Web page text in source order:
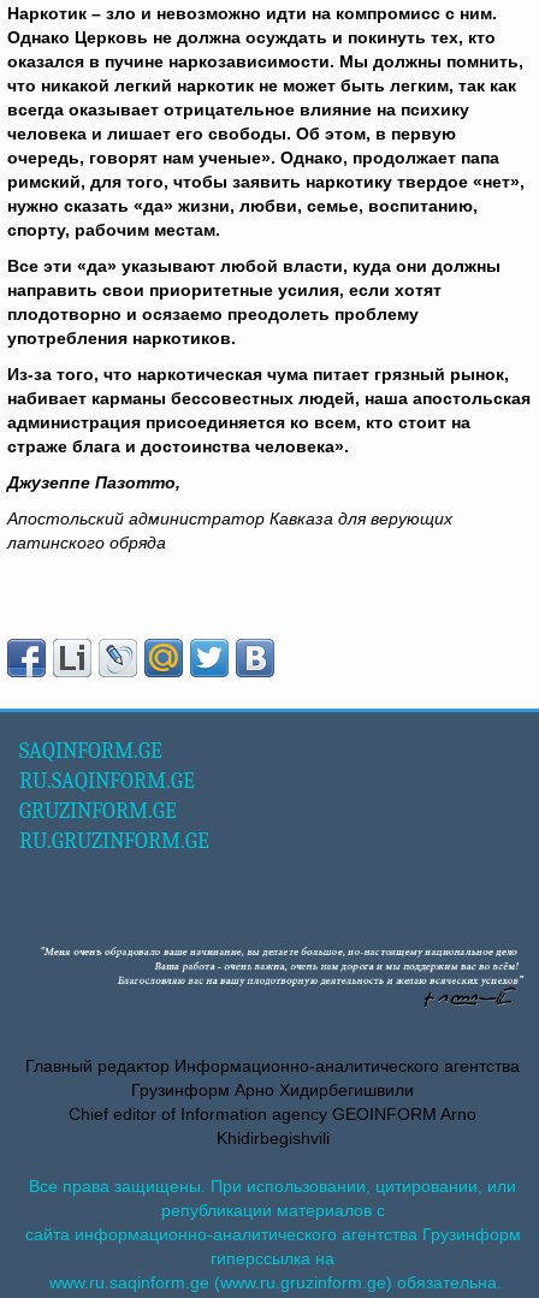
Наркотик – зло и невозможно идти на компромисс с ним.
Однако Церковь не должна осуждать и покинуть тех, кто
оказался в пучине наркозависимости. Мы должны помнить,
что никакой легкий наркотик не может быть легким, так как
всегда оказывает отрицательное влияние на психику
человека и лишает его свободы. Об этом, в первую
очередь, говорят нам ученые». Однако, продолжает папа
римский, для того, чтобы заявить наркотику твердое «нет»,
нужно сказать «да» жизни, любви, семье, воспитанию,
спорту, рабочим местам.
Все эти «да» указывают любой власти, куда они должны
направить свои приоритетные усилия, если хотят
плодотворно и осязаемо преодолеть проблему
употребления наркотиков.
Из-за того, что наркотическая чума питает грязный рынок,
набивает карманы бессовестных людей, наша апостольская
администрация присоединяется ко всем, кто стоит на
страже блага и достоинства человека».
Джузеппе Пазотто,
Апостольский администратор Кавказа для верующих
латинского обряда
SAQINFORM.GE
RU.SAQINFORM.GE
GRUZINFORM.GE
RU.GRUZINFORM.GE
Главный редактор Информационно-аналитического агентства
Грузинформ Арно Хидирбегишвили
Chief editor of Information agency GEOINFORM Arno
Khidirbegishvili
Все права защищены. При использовании, цитировании, или
републикации материалов с
сайта информационно-аналитического агентства Грузинформ
гиперссылка на
www.ru.saqinform.ge (www.ru.gruzinform.ge) обязательна.